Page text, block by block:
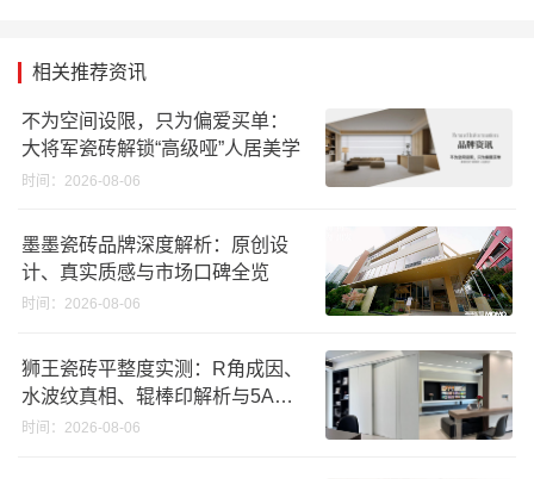
相关推荐资讯
不为空间设限，只为偏爱买单：
大将军瓷砖解锁“高级哑”人居美学
时间：2026-08-06
墨墨瓷砖品牌深度解析：原创设
计、真实质感与市场口碑全览
时间：2026-08-06
狮王瓷砖平整度实测：R角成因、
水波纹真相、辊棒印解析与5A标
准选购指南
时间：2026-08-06